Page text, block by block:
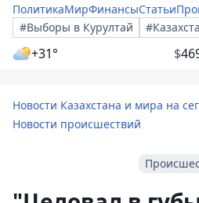
ПолитикаМирФинансыСтатьи
#Выборы в Курултай
+31° $
Новости Казахстана и мира на
Новости происшествий